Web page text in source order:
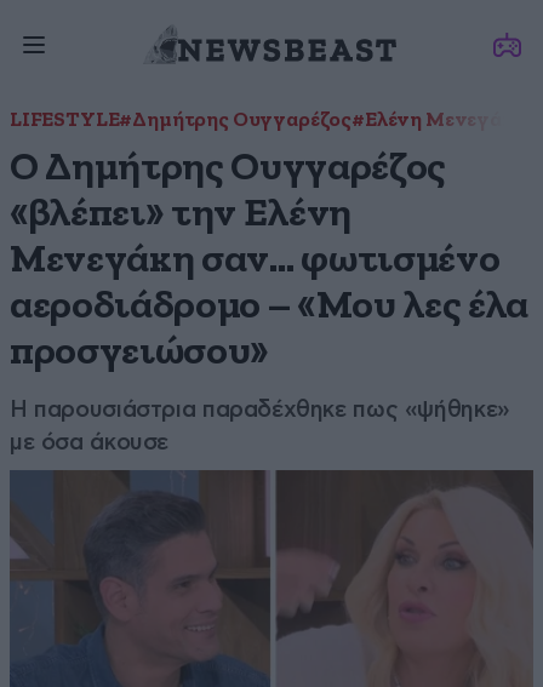
LIFESTYLE#Δημήτρης Ουγγαρέζος#Ελένη Μενεγάκη
Ο Δημήτρης Ουγγαρέζος
«βλέπει» την Ελένη
Μενεγάκη σαν… φωτισμένο
αεροδιάδρομο – «Μου λες έλα
προσγειώσου»
Η παρουσιάστρια παραδέχθηκε πως «ψήθηκε»
με όσα άκουσε